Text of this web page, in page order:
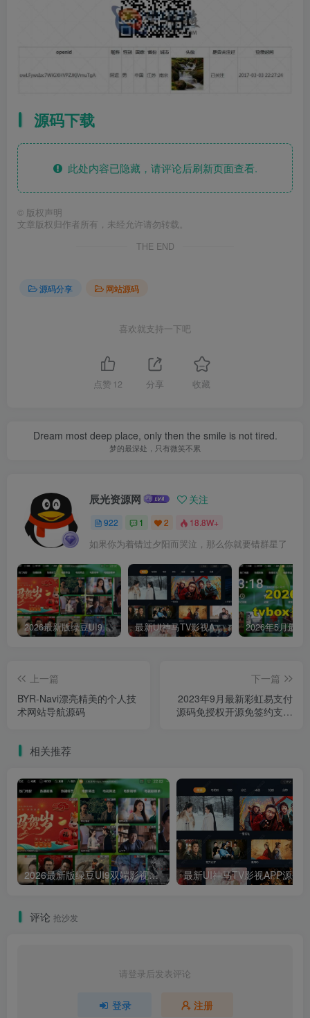
源码下载
此处内容已隐藏，请评论后刷新页面查看.
© 版权声明
文章版权归作者所有，未经允许请勿转载。
THE END
源码分享 网站源码
喜欢就支持一下吧
点赞 12 分享 收藏
Dream most deep place, only then the smile is not tired.
梦的最深处，只有微笑不累
辰光资源网 关注
922 1 2 18.8W+
如果你为着错过夕阳而哭泣，那么你就要错群星了
2026最新版绿豆UI9双端影视APP源码 最新UI神马TV影视APP源码 乐檬影视苹果CMS后台 包含前后端源码
上一篇
BYR-Navi漂亮精美的个人技
术网站导航源码
下一篇
2023年9月最新彩虹易支付
源码免授权开源免签约支付
相关推荐
2026最新版绿豆UI9双端影视APP源码
评论 抢沙发
请登录后发表评论
登录 注册